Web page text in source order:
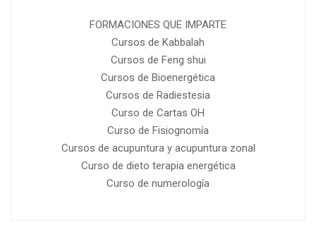
FORMACIONES QUE IMPARTE
Cursos de Kabbalah
Cursos de Feng shui
Cursos de Bioenergética
Cursos de Radiestesia
Curso de Cartas OH
Curso de Fisiognomía
Cursos de acupuntura y acupuntura zonal
Curso de dieto terapia energética
Curso de numerología